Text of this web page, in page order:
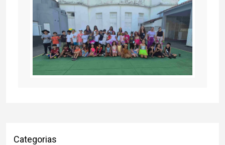
Categorias